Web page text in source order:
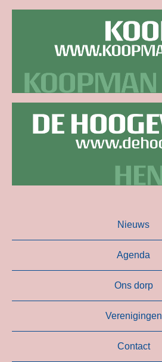
Nieuws
Agenda
Ons dorp
Verenigingen
Contact